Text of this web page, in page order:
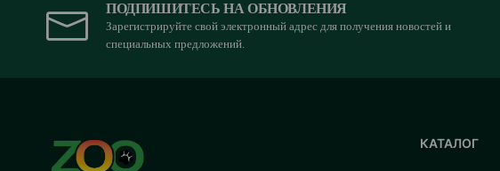
ПОДПИШИТЕСЬ НА ОБНОВЛЕНИЯ
Зарегистрируйте свой электронный адрес для получения новостей и
специальных предложений.
КАТАЛОГ